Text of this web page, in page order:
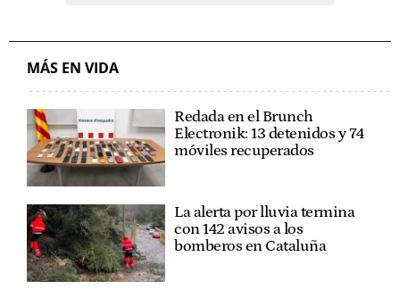
MÁS EN VIDA
Redada en el Brunch
Electronik: 13 detenidos y 74
móviles recuperados
La alerta por lluvia termina
con 142 avisos a los
bomberos en Cataluña